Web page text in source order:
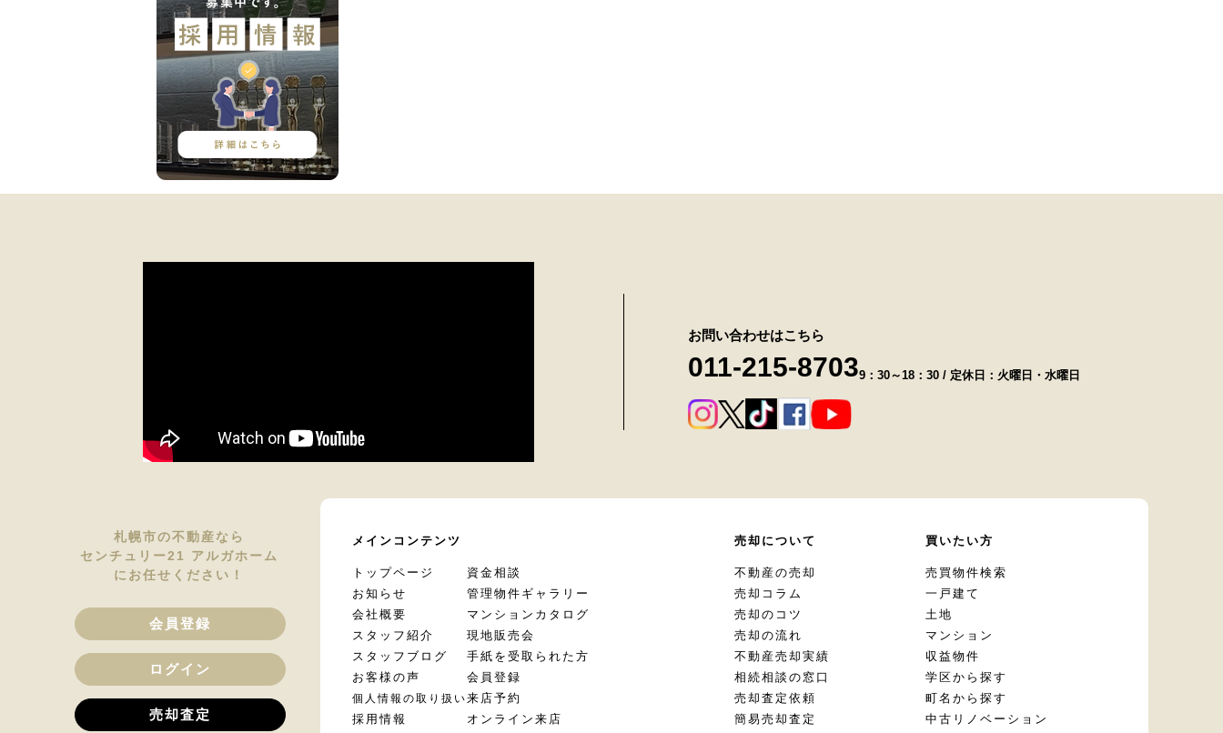
お問い合わせはこちら
011-215-87039：30～18：30 / 定休日：火曜日・水曜日
札幌市の不動産なら
センチュリー21 アルガホーム
にお任せください！
会員登録
ログイン
売却査定
メインコンテンツ
トップページ
お知らせ
会社概要
スタッフ紹介
スタッフブログ
お客様の声
個人情報の取り扱い
採用情報
資金相談
管理物件ギャラリー
マンションカタログ
現地販売会
手紙を受取られた方
会員登録
来店予約
オンライン来店
売却について
不動産の売却
売却コラム
売却のコツ
売却の流れ
不動産売却実績
相続相談の窓口
売却査定依頼
簡易売却査定
買いたい方
売買物件検索
一戸建て
土地
マンション
収益物件
学区から探す
町名から探す
中古リノベーション